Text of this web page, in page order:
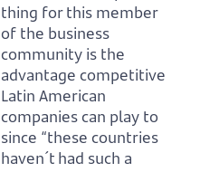
thing for this member
of the business
community is the
advantage competitive
Latin American
companies can play to
since “these countries
haven´t had such a